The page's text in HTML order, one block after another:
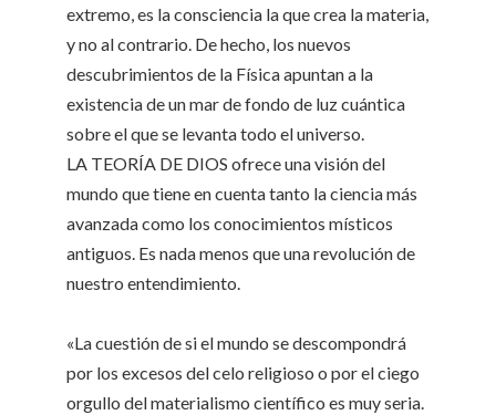
extremo, es la consciencia la que crea la materia,
y no al contrario. De hecho, los nuevos
descubrimientos de la Física apuntan a la
existencia de un mar de fondo de luz cuántica
sobre el que se levanta todo el universo.
LA TEORÍA DE DIOS ofrece una visión del
mundo que tiene en cuenta tanto la ciencia más
avanzada como los conocimientos místicos
antiguos. Es nada menos que una revolución de
nuestro entendimiento.
«La cuestión de si el mundo se descompondrá
por los excesos del celo religioso o por el ciego
orgullo del materialismo científico es muy seria.